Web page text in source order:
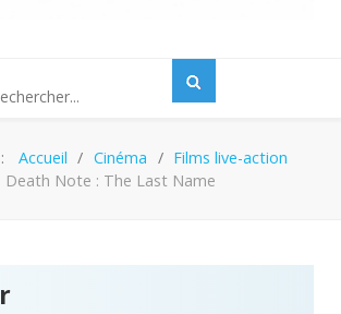
Accueil Cinéma
Films live-action
Death Note : The Last Name